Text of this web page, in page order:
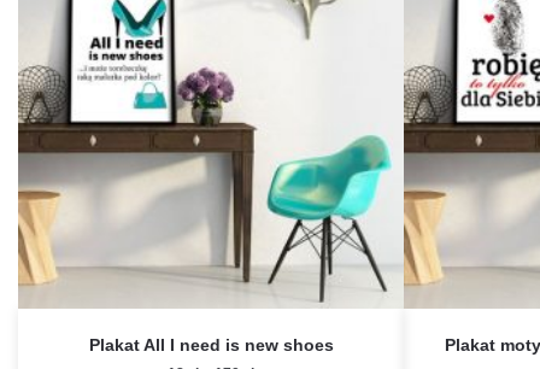
Plakat All I need is new shoes Plakat